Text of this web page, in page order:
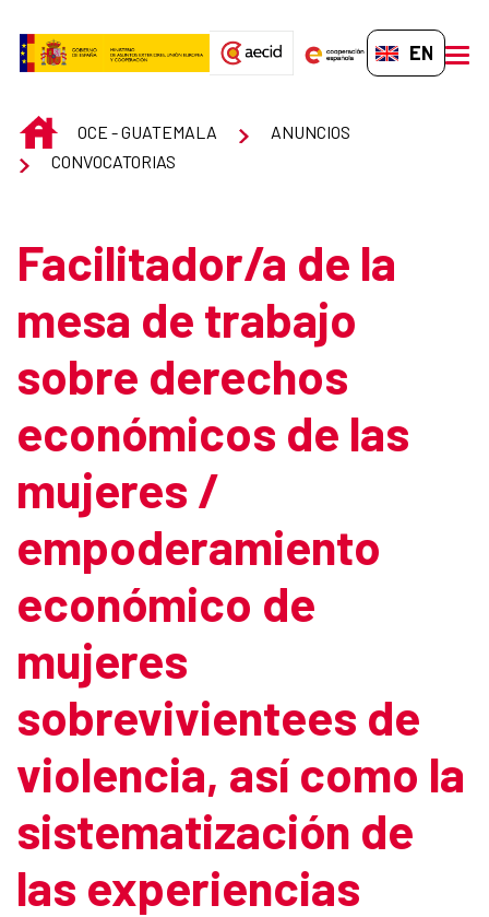
EN-GB
INICIOOCE - GUATEMALA
ANUNCIOS
CONVOCATORIAS
Facilitador/a de la
mesa de trabajo
sobre derechos
económicos de las
mujeres /
empoderamiento
económico de
mujeres
sobrevivientees de
violencia, así como la
sistematización de
las experiencias